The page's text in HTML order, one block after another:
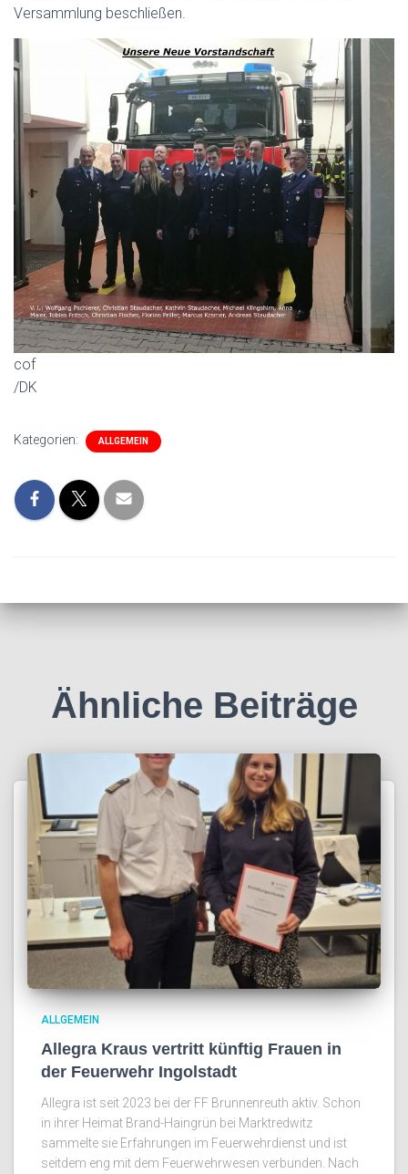
Versammlung beschließen.
cof
/DK
Kategorien: ALLGEMEIN
Ähnliche Beiträge
ALLGEMEIN
Allegra Kraus vertritt künftig Frauen in
der Feuerwehr Ingolstadt
Allegra ist seit 2023 bei der FF Brunnenreuth aktiv. Schon
in ihrer Heimat Brand-Haingrün bei Marktredwitz
sammelte sie Erfahrungen im Feuerwehrdienst und ist
seitdem eng mit dem Feuerwehrwesen verbunden. Nach